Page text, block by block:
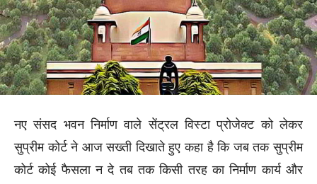
नए संसद भवन निर्माण वाले सेंट्रल विस्टा प्रोजेक्ट को लेकर
सुप्रीम कोर्ट ने आज सख्ती दिखाते हुए कहा है कि जब तक सुप्रीम
कोर्ट कोई फैसला न दे तब तक किसी तरह का निर्माण कार्य और